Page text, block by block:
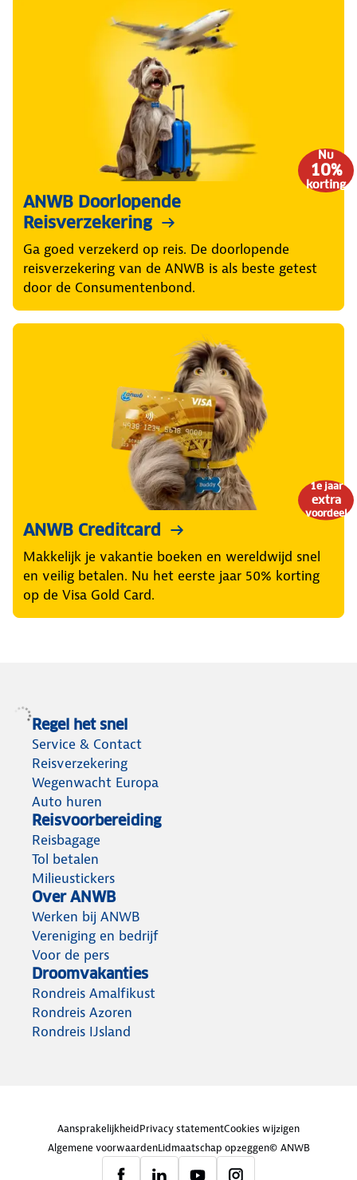
Nu
10%
korting
ANWB Doorlopende
Reisverzekering
Ga goed verzekerd op reis. De doorlopende
reisverzekering van de ANWB is als beste getest
door de Consumentenbond.
1e jaar
extra
voordeel
ANWB Creditcard
Makkelijk je vakantie boeken en wereldwijd snel
en veilig betalen. Nu het eerste jaar 50% korting
op de Visa Gold Card.
Regel het snel
Service & Contact
Reisverzekering
Wegenwacht Europa
Auto huren
Reisvoorbereiding
Reisbagage
Tol betalen
Milieustickers
Over ANWB
Werken bij ANWB
Vereniging en bedrijf
Voor de pers
Droomvakanties
Rondreis Amalfikust
Rondreis Azoren
Rondreis IJsland
AansprakelijkheidPrivacy statementCookies wijzigen
Algemene voorwaardenLidmaatschap opzeggen© ANWB